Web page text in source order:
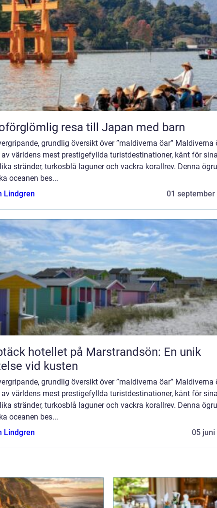
resa till Japan med barn
grundlig översikt över ”maldiverna öar” Maldiverna
av världens mest prestigefyllda turistdestinationer, känt för
stränder, turkosblå laguner och vackra korallrev. Denna
oceanen bes...
Lindgren
01 september
hotellet på Marstrandsön: En unik
vid kusten
grundlig översikt över ”maldiverna öar” Maldiverna
av världens mest prestigefyllda turistdestinationer, känt för
stränder, turkosblå laguner och vackra korallrev. Denna
oceanen bes...
Lindgren
05 juni